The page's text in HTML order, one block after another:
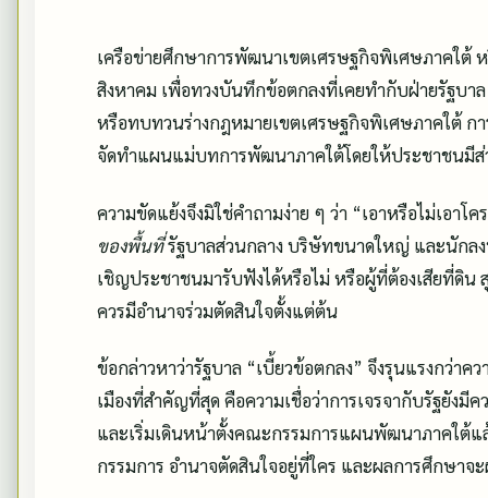
เครือข่ายศึกษาการพัฒนาเขตเศรษฐกิจพิเศษภาคใต้
สิงหาคม เพื่อทวงบันทึกข้อตกลงที่เคยทำกับฝ่ายรัฐบา
หรือทบทวนร่างกฎหมายเขตเศรษฐกิจพิเศษภาคใต้ ก
จัดทำแผนแม่บทการพัฒนาภาคใต้โดยให้ประชาชนมีส่
ความขัดแย้งจึงมิใช่คำถามง่าย ๆ ว่า “เอาหรือไม่เอาโ
ของพื้นที่รัฐบาลส่วนกลาง บริษัทขนาดใหญ่ และนักล
เชิญประชาชนมารับฟังได้หรือไม่ หรือผู้ที่ต้องเสียที่ดิน
ควรมีอำนาจร่วมตัดสินใจตั้งแต่ต้น
ข้อกล่าวหาว่ารัฐบาล “เบี้ยวข้อตกลง” จึงรุนแรงกว่า
เมืองที่สำคัญที่สุด คือความเชื่อว่าการเจรจากับรัฐยัง
และเริ่มเดินหน้าตั้งคณะกรรมการแผนพัฒนาภาคใต้แ
กรรมการ อำนาจตัดสินใจอยู่ที่ใคร และผลการศึกษาจ